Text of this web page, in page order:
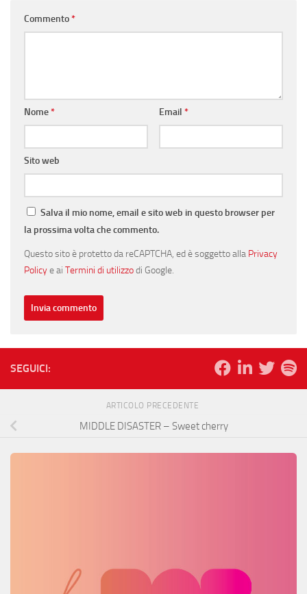
Commento*
Nome* Email *
Sito web
Salva il mio nome, email e sito web in questo browser per
la prossima volta che commento.
Questo sito è protetto da reCAPTCHA, ed è soggetto alla Privacy
Policye ai Termini di utilizzodi Google.
SEGUICI:
ARTICOLO PRECEDENTE
MIDDLE DISASTER – Sweet cherry